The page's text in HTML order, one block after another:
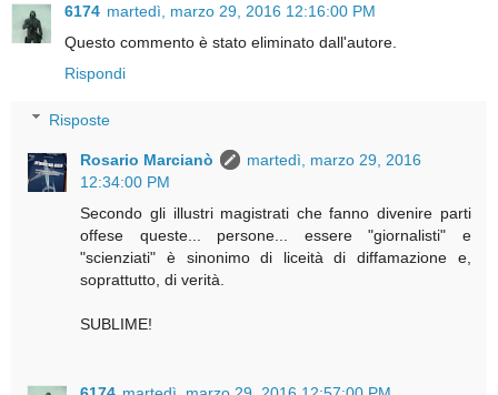
6174 martedì, marzo 29, 2016 12:16:00 PM
Questo commento è stato eliminato dall'autore.
Rispondi
Risposte
Rosario Marcianò
martedì, marzo 29, 2016
12:34:00 PM
Secondo gli illustri magistrati che fanno divenire parti
offese queste... persone... essere "giornalisti" e
"scienziati" è sinonimo di liceità di diffamazione e,
soprattutto, di verità.
SUBLIME!